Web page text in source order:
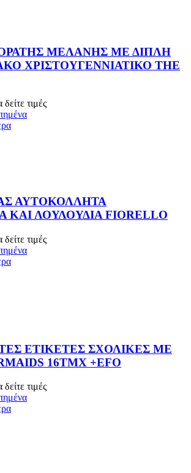
ΜΕΛΑΝΗΣ ΜΕ ΔΙΠΛΗ
ΧΡΙΣΤΟΥΓΕΝΝΙΑΤΙΚΟ THE
τιμές
ΑΥΤΟΚΟΛΛΗΤΑ
ΚΑΙ ΛΟΥΛΟΥΔΙΑ FIORELLO
τιμές
ΕΤΙΚΕΤΕΣ ΣΧΟΛΙΚΕΣ ΜΕ
16ΤΜΧ +EFO
τιμές